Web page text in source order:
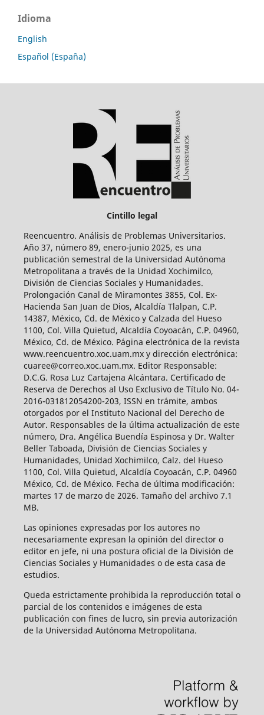
Idioma
English
Español (España)
Cintillo legal
Reencuentro. Análisis de Problemas Universitarios.
Año 37, número 89, enero-junio 2025, es una
publicación semestral de la Universidad Autónoma
Metropolitana a través de la Unidad Xochimilco,
División de Ciencias Sociales y Humanidades.
Prolongación Canal de Miramontes 3855, Col. Ex-
Hacienda San Juan de Dios, Alcaldía Tlalpan, C.P.
14387, México, Cd. de México y Calzada del Hueso
1100, Col. Villa Quietud, Alcaldía Coyoacán, C.P. 04960,
México, Cd. de México. Página electrónica de la revista
www.reencuentro.xoc.uam.mx y dirección electrónica:
cuaree@correo.xoc.uam.mx. Editor Responsable:
D.C.G. Rosa Luz Cartajena Alcántara. Certificado de
Reserva de Derechos al Uso Exclusivo de Título No. 04-
2016-031812054200-203, ISSN en trámite, ambos
otorgados por el Instituto Nacional del Derecho de
Autor. Responsables de la última actualización de este
número, Dra. Angélica Buendía Espinosa y Dr. Walter
Beller Taboada, División de Ciencias Sociales y
Humanidades, Unidad Xochimilco, Calz. del Hueso
1100, Col. Villa Quietud, Alcaldía Coyoacán, C.P. 04960
México, Cd. de México. Fecha de última modificación:
martes 17 de marzo de 2026. Tamaño del archivo 7.1
MB.
Las opiniones expresadas por los autores no
necesariamente expresan la opinión del director o
editor en jefe, ni una postura oficial de la División de
Ciencias Sociales y Humanidades o de esta casa de
estudios.
Queda estrictamente prohibida la reproducción total o
parcial de los contenidos e imágenes de esta
publicación con fines de lucro, sin previa autorización
de la Universidad Autónoma Metropolitana.